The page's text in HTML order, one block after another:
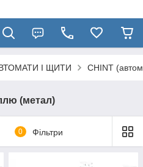
І ЩИТИ CHINT
(метал)
0 Фільтри